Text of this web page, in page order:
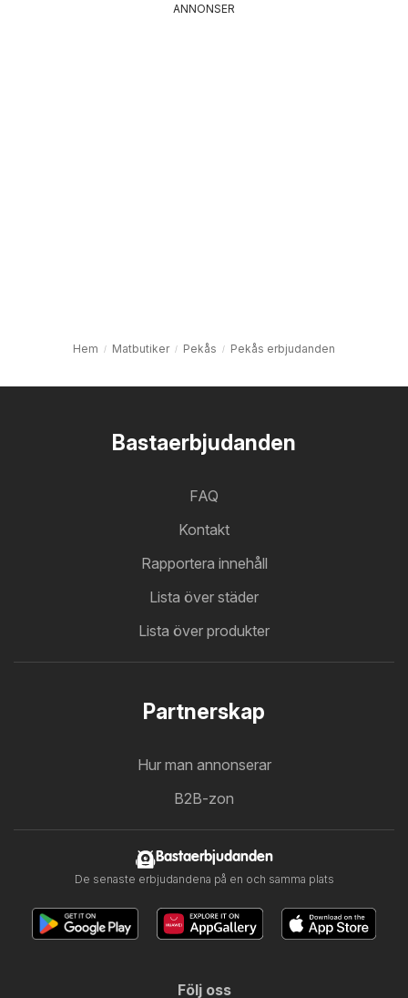
ANNONSER
Hem Matbutiker Pekås Pekås erbjudanden
Bastaerbjudanden
FAQ
Kontakt
Rapportera innehåll
Lista över städer
Lista över produkter
Partnerskap
Hur man annonserar
B2B-zon
Bastaerbjudanden
De senaste erbjudandena på en och samma plats
Följ oss